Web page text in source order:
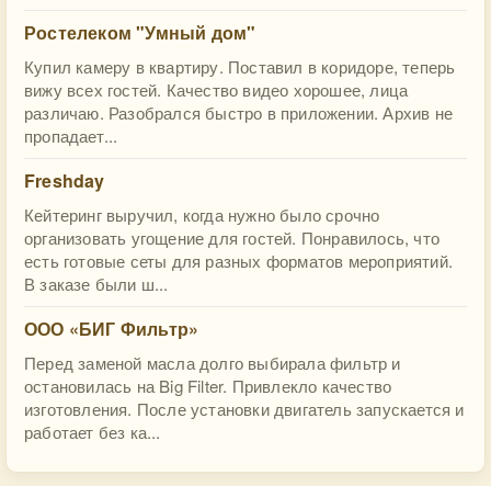
Ростелеком "Умный дом"
Купил камеру в квартиру. Поставил в коридоре, теперь
вижу всех гостей. Качество видео хорошее, лица
различаю. Разобрался быстро в приложении. Архив не
пропадает...
Freshday
Кейтеринг выручил, когда нужно было срочно
организовать угощение для гостей. Понравилось, что
есть готовые сеты для разных форматов мероприятий.
В заказе были ш...
ООО «БИГ Фильтр»
Перед заменой масла долго выбирала фильтр и
остановилась на Big Filter. Привлекло качество
изготовления. После установки двигатель запускается и
работает без ка...